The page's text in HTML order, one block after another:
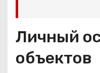
Личный
объектов